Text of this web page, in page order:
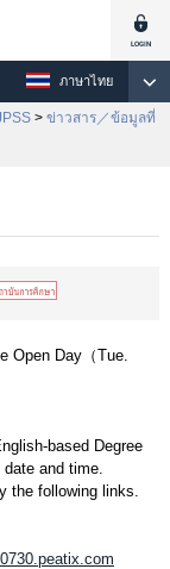
ภาษาไทย
> ข่าวสาร／ข้อมูลที่
Open Day（Tue.
based Degree
date and time.
the following links.